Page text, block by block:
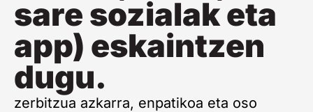
sare sozialak eta
app) eskaintzen
dugu.
zerbitzua azkarra, enpatikoa eta oso